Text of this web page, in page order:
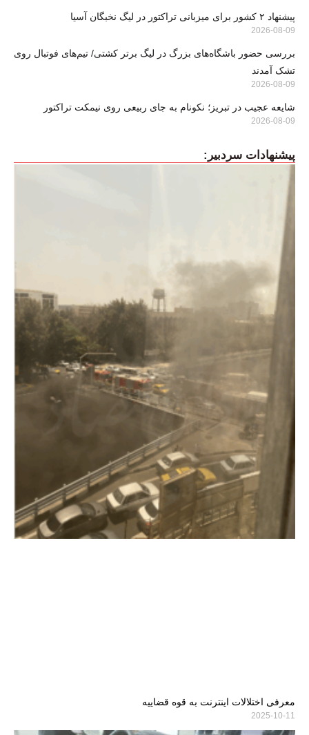
پیشنهاد ۲ کشور برای میزبانی تراکتور در لیگ نخبگان آسیا
2026-08-09
بررسی حضور باشگاه‌های بزرگ در لیگ برتر کشتی/ تیم‌های فوتبال روی
تشک آمدند
2026-08-09
شایعه عجیب در تبریز؛ نکونام به جای ربیعی روی نیمکت تراکتور
2026-08-09
پیشنهادات سردبیر:
معرفی اختلالات اینترنت به قوه قضاییه
2025-10-11